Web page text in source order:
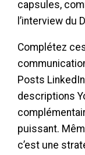
capsules,
l’interview du
Complétez
Posts
descriptions
puissant.
c’est une